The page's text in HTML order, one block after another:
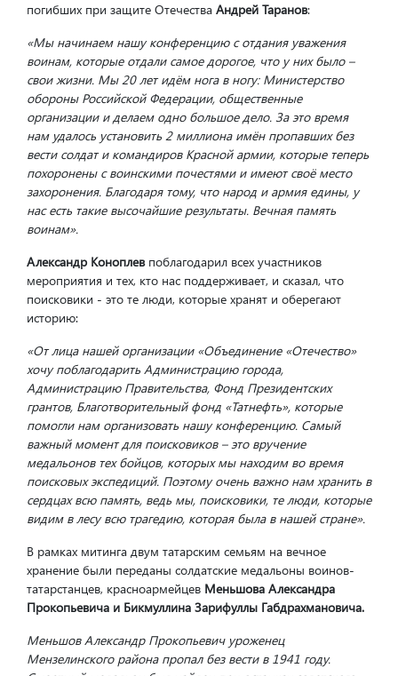
погибших при защите Отечества Андрей Таранов:
«Мы начинаем нашу конференцию с отдания уважения
воинам, которые отдали самое дорогое, что у них было –
свои жизни. Мы 20 лет идём нога в ногу: Министерство
обороны Российской Федерации, общественные
организации и делаем одно большое дело. За это время
нам удалось установить 2 миллиона имён пропавших без
вести солдат и командиров Красной армии, которые теперь
похоронены с воинскими почестями и имеют своё место
захоронения. Благодаря тому, что народ и армия едины, у
нас есть такие высочайшие результаты. Вечная память
воинам».
Александр Коноплевпоблагодарил всех участников
мероприятия и тех, кто нас поддерживает, и сказал, что
поисковики - это те люди, которые хранят и оберегают
историю:
«От лица нашей организации «Объединение «Отечество»
хочу поблагодарить Администрацию города,
Администрацию Правительства, Фонд Президентских
грантов, Благотворительный фонд «Татнефть», которые
помогли нам организовать нашу конференцию. Самый
важный момент для поисковиков – это вручение
медальонов тех бойцов, которых мы находим во время
поисковых экспедиций. Поэтому очень важно нам хранить в
сердцах всю память, ведь мы, поисковики, те люди, которые
видим в лесу всю трагедию, которая была в нашей стране».
В рамках митинга двум татарским семьям на вечное
хранение были переданы солдатские медальоны воинов-
татарстанцев, красноармейцев Меньшова Александра
Прокопьевича и Бикмуллина Зарифуллы Габдрахмановича.
Меньшов Александр Прокопьевич уроженец
Мензелинского района пропал без вести в 1941 году.